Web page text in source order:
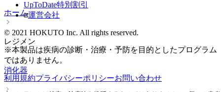
UpToDate特別割引
運営会社
© 2021 HOKUTO Inc. All rights reserved.
※本製品は疾病の診断・治療・予防を目的としたプログラム
ではありません。
利用規約プライバシーポリシーお問い合わせ
ホーム
レジメン
消化器